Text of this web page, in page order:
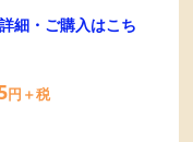
詳細・ご購入はこち
円＋税